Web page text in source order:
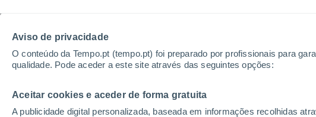
Aviso de privacidade
O conteúdo da Tempo.pt (tempo.pt) foi preparado por profissionais para
qualidade. Pode aceder a este site através das seguintes opções:
Aceitar cookies e aceder de forma gratuita
A publicidade digital personalizada, baseada em informações recolhidas
Início França Grande Leste